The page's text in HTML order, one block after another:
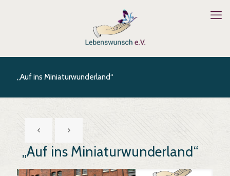
„Auf ins Miniaturwunderland“
„Auf ins Miniaturwunderland“